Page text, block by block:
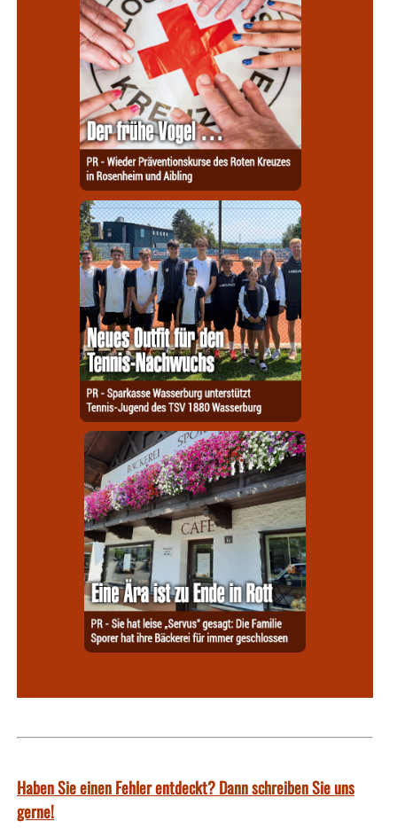
Haben Sie einen Fehler entdeckt? Dann schreiben Sie uns
gerne!